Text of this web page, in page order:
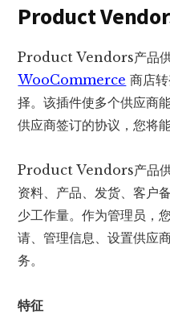
Product
Product Vendors产品供
WooCommerce 商店
择。该插件使多个供应商
供应商签订的协议，您将
Product Vendors产品供
资料、产品、发货、客户
少工作量。作为管理员，
请、管理信息、设置供应
务。
特征